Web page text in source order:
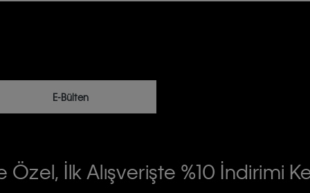
E-Bülten
ve güncel ürün,
Özel, İlk Alışverişte %10 İndirimi